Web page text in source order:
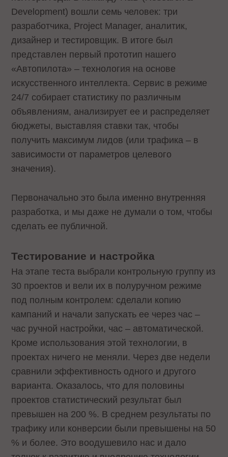
Development) вошли семь человек: три
разработчика, Project Manager, аналитик,
дизайнер и тестировщик. В итоге был
представлен первый прототип нашего
«Автопилота» – технология на основе
искусственного интеллекта. Сервис в режиме
24/7 собирает статистику по различным
объявлениям, анализирует ее и распределяет
бюджеты, выставляя ставки так, чтобы
получить максимум лидов (или трафика – в
зависимости от параметров целевого
значения).
Первоначально это была именно внутренняя
разработка, и мы даже не думали о том, чтобы
сделать ее публичной.
Тестирование и настройка
На этапе теста выбрали контрольную группу из
30 проектов и вели их в полуручном режиме
под полным контролем: сделали копию
кампаний и начали запускать ее через час –
час ручной настройки, час – автоматической.
Кроме использования этой технологии, в
проектах ничего не меняли. Через две недели
сравнили эффективность одного и другого
варианта. Оказалось, что для половины
проектов статистический результат был
превышен на 200 %. В среднем результаты по
трафику или конверсии были превышены на 50
% и более. Это воодушевило нас и дало